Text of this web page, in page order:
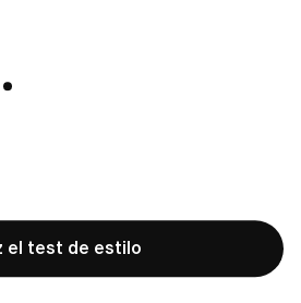
el test de estilo
y contracargos
simplemente
cargos después de eso.
a la app de estilismo LUMI
periodo de facturación actual;